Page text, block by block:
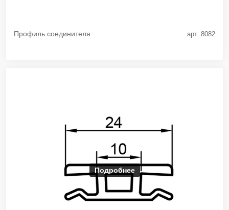
Профиль соединителя арт. 8082
Подробнее